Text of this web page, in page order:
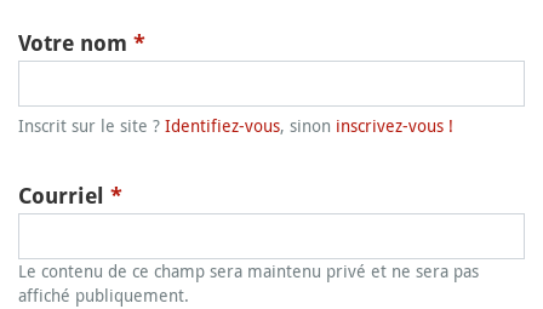
Votre nom *
Inscrit sur le site ? Identifiez-vous, sinon inscrivez-vous !
Courriel *
Le contenu de ce champ sera maintenu privé et ne sera pas
affiché publiquement.